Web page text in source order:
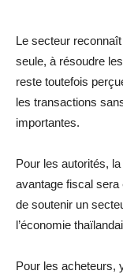
Le secteur
seule, à résoudre
reste toutefois
les transactions
importantes.
Pour les autorités,
avantage fiscal sera
de soutenir un
l’économie
Pour les acheteurs,